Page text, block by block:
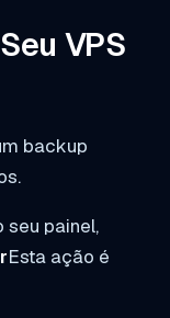
VPS
backup
seu painel,
Esta ação é